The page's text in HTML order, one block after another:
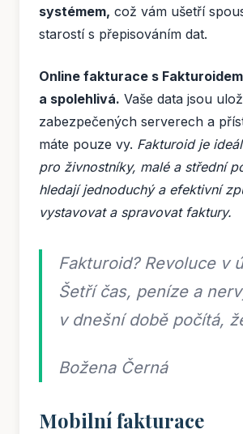
systémem, což vám ušetří
starostí s přepisováním dat.
Online fakturace s
a spolehlivá. Vaše data jsou
zabezpečených serverech a
máte pouze vy. Fakturoid je
pro živnostníky, malé a střední
hledají jednoduchý a efektivní
vystavovat a spravovat faktury.
Fakturoid? Revoluce v
Šetří čas, peníze a
v dnešní době počítá,
Božena Černá
Mobilní fakturace